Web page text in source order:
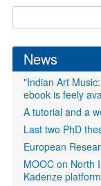
form
News
"Indian Art
ebook is feely
A tutorial and a
Last two PhD
European
MOOC on North
Kadenze platform